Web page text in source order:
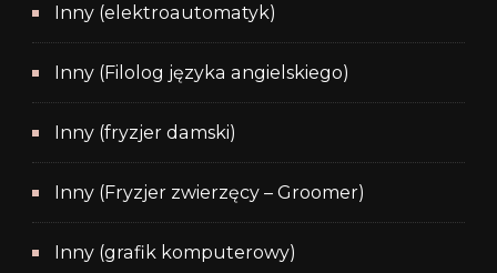
Inny (elektroautomatyk)
Inny (Filolog języka angielskiego)
Inny (fryzjer damski)
Inny (Fryzjer zwierzęcy – Groomer)
Inny (grafik komputerowy)